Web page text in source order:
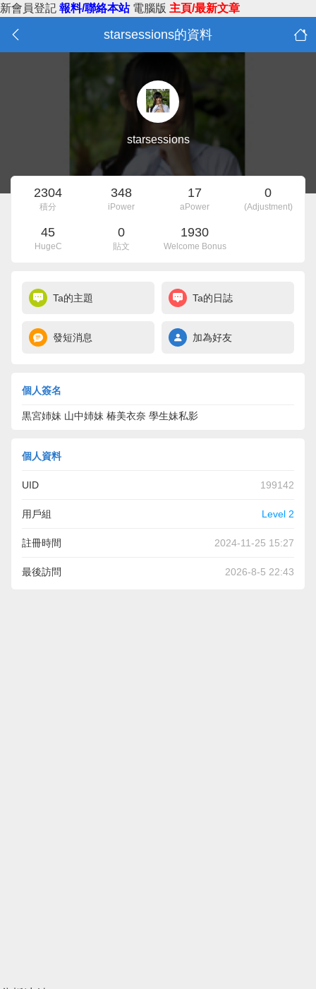
新會員登記 報料/聯絡本站 電腦版 主頁/最新文章
starsessions的資料
starsessions
2304
積分
348
iPower
17
aPower
0
(Adjustment)
45
HugeC
0
貼文
1930
Welcome Bonus
Ta的主題 Ta的日誌
發短消息 加為好友
個人簽名
黒宮姉妹 山中姉妹 椿美衣奈 學生妹私影
個人資料
UID 199142
用戶組 Level 2
註冊時間 2024-11-25 15:27
最後訪問 2026-8-5 22:43